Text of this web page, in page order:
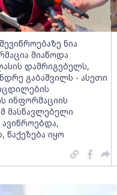
ნია
მიაწოდა
დამრიგებელს,
გაბაშვილს - ასეთი
ინფორმაციის
მასწავლებელი
იყო